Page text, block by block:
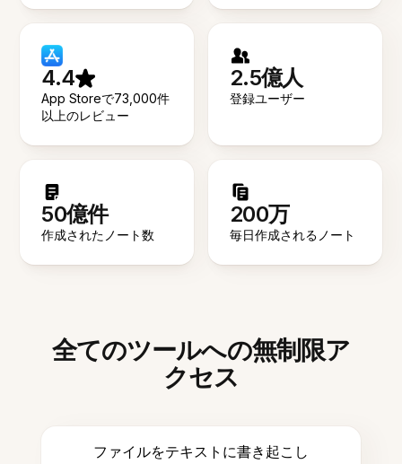
4.4
App Storeで73,000件
以上のレビュー
2.5億人
登録ユーザー
50億件
作成されたノート数
200万
毎日作成されるノート
全てのツールへの無制限ア
クセス
ファイルをテキストに書き起こし